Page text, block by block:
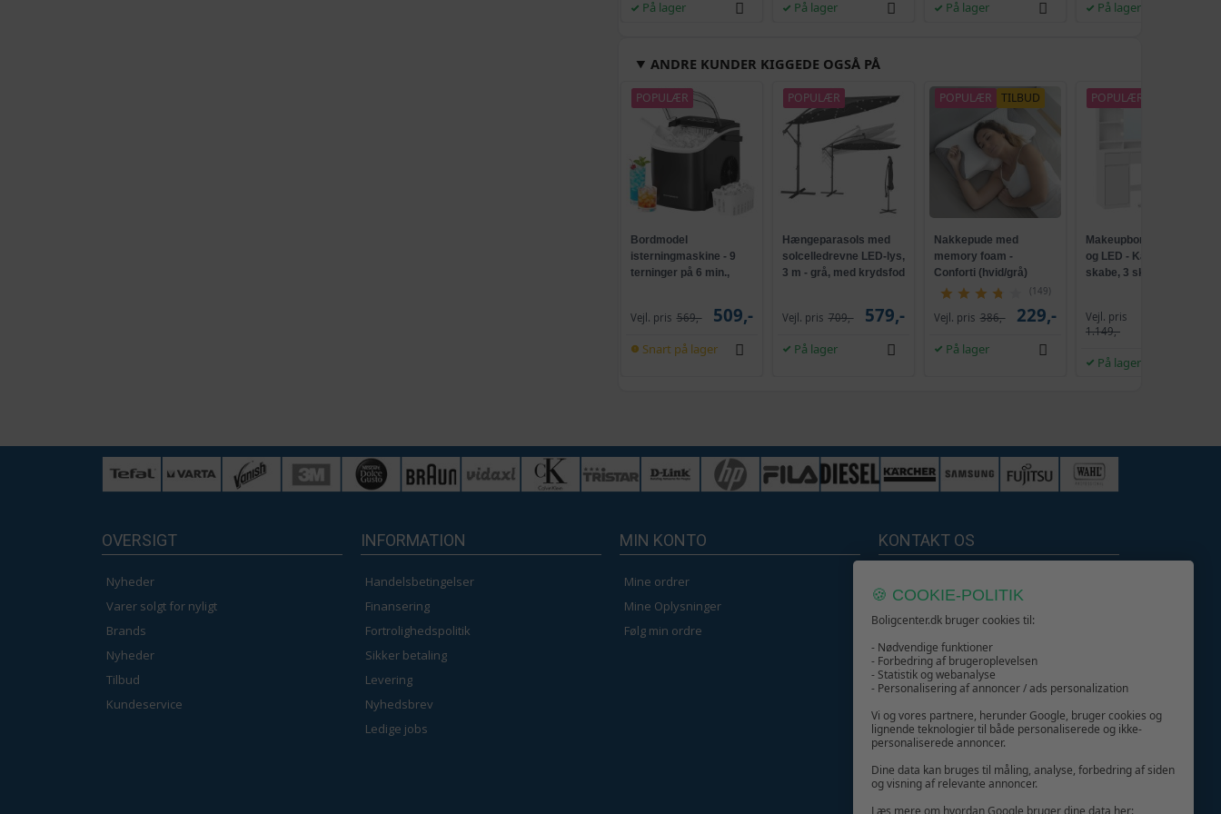
289,-
Hvid - 100 x 125 cm
Hvid - 110 x 100 cm
Hvid - 50 x 150 cm
296,-
249,-
Hvid - 90 x 150 cm 269,-
Hvid - 60 x 200 cm 309,-
358,-
På lager På lager På lager På lager
ANDRE KUNDER KIGGEDE OGSÅ PÅ
POPULÆR
Bordmodel
isterningmaskine - 9
terninger på 6 min.,
Vejl. pris 569,- 509,-
Snart på lager
POPULÆR
Hængeparasols med
solcelledrevne LED-lys,
3 m - grå, med krydsfod
Vejl. pris 709,- 579,-
På lager
POPULÆR TILBUD
Nakkepude med
memory foam -
Conforti (hvid/grå)
(149)
Vejl. pris 386,- 229,-
På lager
POPULÆR
Makeupbord med spejl
og LED - Kailyn, 2
skabe, 3 skuffer, 5
uden værktøj - cloud
hvid
Vejl. pris
1.149,-
På lager
OVERSIGT
Nyheder
Varer solgt for nyligt
Brands
Nyheder
Tilbud
Kundeservice
INFORMATION
Handelsbetingelser
Finansering
Fortrolighedspolitik
Sikker betaling
Levering
Nyhedsbrev
Ledige jobs
MIN KONTO
Mine ordrer
Mine Oplysninger
Følg min ordre
KONTAKT OS
GIV GLÆDE MED ET GAVEKORT!
🍪 COOKIE-POLITIK
Boligcenter.dk bruger cookies til:
- Nødvendige funktioner
- Forbedring af brugeroplevelsen
- Statistik og webanalyse
- Personalisering af annoncer / ads personalization
Vi og vores partnere, herunder Google, bruger cookies og
lignende teknologier til både personaliserede og ikke-
personaliserede annoncer.
Dine data kan bruges til måling, analyse, forbedring af siden
og visning af relevante annoncer.
Læs mere om hvordan Google bruger dine data her: